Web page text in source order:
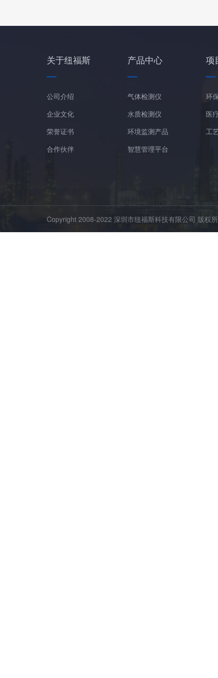
关于纽福斯
公司介绍
企业文化
荣誉证书
合作伙伴
产品中心
气体检测仪
水质检测仪
环境监测产品
智慧管理平台
项
环
医
工
Copyright 2008-2022 深圳市纽福斯科技有限公司 版